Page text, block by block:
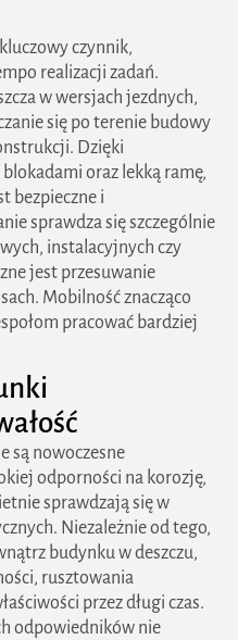
czynnik,
realizacji zadań.
w wersjach jezdnych,
się po terenie budowy
Dzięki
oraz lekką ramę,
bezpieczne i
sprawdza się szczególnie
instalacyjnych czy
jest przesuwanie
Mobilność znacząco
pracować bardziej
są nowoczesne
odporności na korozję,
sprawdzają się w
Niezależnie od tego,
budynku w deszczu,
rusztowania
przez długi czas.
odpowiedników nie